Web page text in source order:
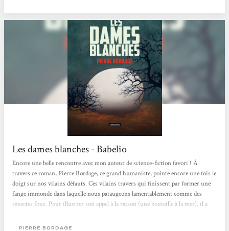
Les dames blanches - Babelio
Encore une belle rencontre avec mon auteur de science-fiction favori ! À
travers ce roman, Pierre Bordage, ce grand humaniste, pointe encore une fois le
doigt sur nos vilains défauts. Ces vilains travers qui finissent par former une
fange immonde dans laquelle nous pataugeons lamentablement comme des
insectes fous. Pour illustrer son appel à la raison (une bouteille à la mer), il a
Et là, tout s'enchaine… Les comportements induits dans cette histoire sont tout
PIERRE BORDAGE